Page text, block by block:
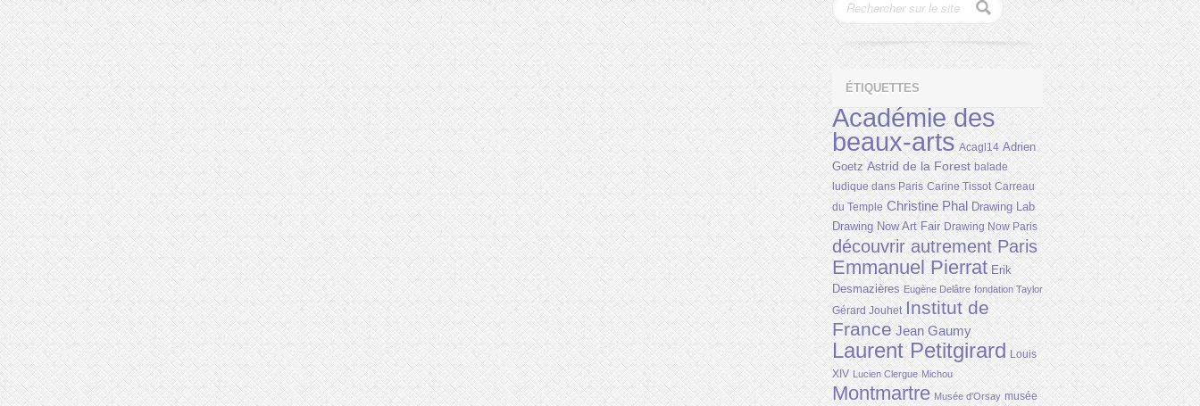
ÉTIQUETTES
Académie des
beaux-arts Acagl14 Adrien
Goetz Astrid de la Forest balade
ludique dans Paris Carine Tissot Carreau
du Temple Christine Phal Drawing Lab
Drawing Now Art Fair Drawing Now Paris
découvrir autrement Paris
Emmanuel Pierrat Erik
Desmazières Eugène Delâtre fondation Taylor
Gérard Jouhet Institut de
France Jean Gaumy
Laurent Petitgirard Louis
XIV Lucien Clergue Michou
Montmartre Musée d'Orsay musée